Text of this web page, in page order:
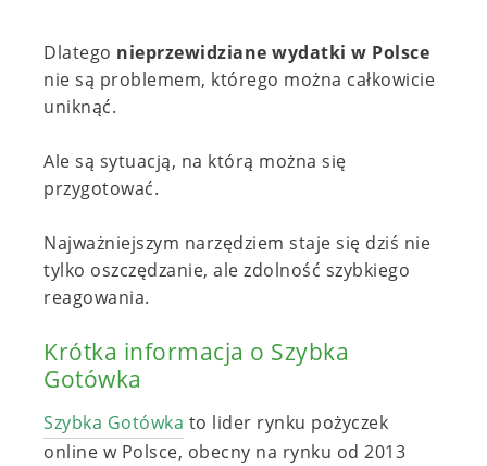
Dlatego nieprzewidziane wydatki w Polsce
nie są problemem, którego można całkowicie
uniknąć.
Ale są sytuacją, na którą można się
przygotować.
Najważniejszym narzędziem staje się dziś nie
tylko oszczędzanie, ale zdolność szybkiego
reagowania.
Krótka informacja o Szybka
Gotówka
Szybka Gotówka to lider rynku pożyczek
online w Polsce, obecny na rynku od 2013